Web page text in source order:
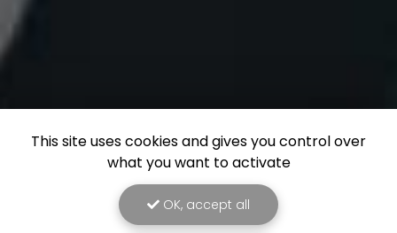
This site uses cookies and gives you control over
what you want to activate
OK, accept all